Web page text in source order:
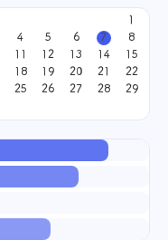
1
4 5 6 7
8
11 12 13 14
15
18 19 20 21
22
25 26 27 28
29